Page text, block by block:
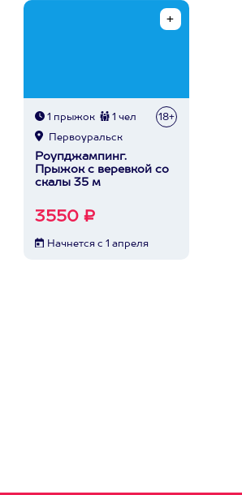
1 прыжок 1 чел 18+
Первоуральск
Роупджампинг.
Прыжок с веревкой со
скалы 35 м
3550 ₽
Начнется с 1 апреля